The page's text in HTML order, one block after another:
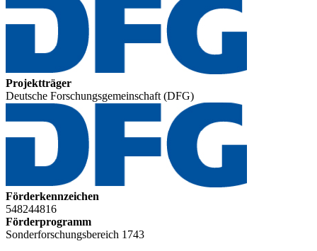
Projektträger
Deutsche Forschungsgemeinschaft (DFG)
Förderkennzeichen
548244816
Förderprogramm
Sonderforschungsbereich 1743